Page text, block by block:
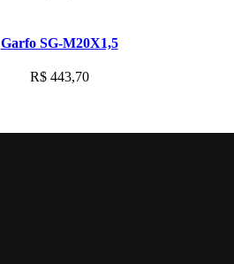
Garfo SG-M20X1,5
R$443,70